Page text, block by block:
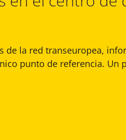
de la red transeuropea,
punto de referencia. Un